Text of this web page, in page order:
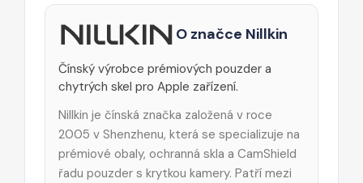
O značce Nillkin
Čínský výrobce prémiových pouzder a
chytrých skel pro Apple zařízení.
Nillkin je čínská značka založená v roce
2005 v Shenzhenu, která se specializuje na
prémiové obaly, ochranná skla a CamShield
řadu pouzder s krytkou kamery. Patří mezi